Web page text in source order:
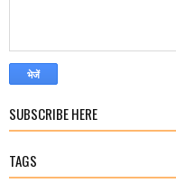
SUBSCRIBE HERE
TAGS